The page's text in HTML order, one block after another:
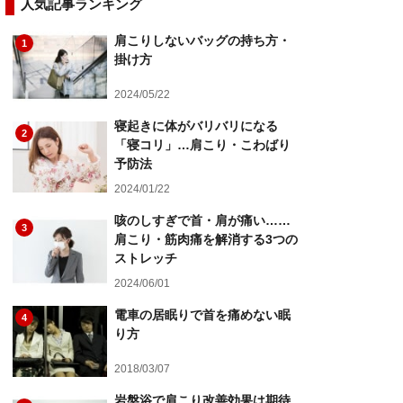
人気記事ランキング
1
肩こりしないバッグの持ち方・
掛け方
2024/05/22
2
寝起きに体がバリバリになる
「寝コリ」…肩こり・こわばり
予防法
2024/01/22
3
咳のしすぎで首・肩が痛い……
肩こり・筋肉痛を解消する3つの
ストレッチ
2024/06/01
4
電車の居眠りで首を痛めない眠
り方
2018/03/07